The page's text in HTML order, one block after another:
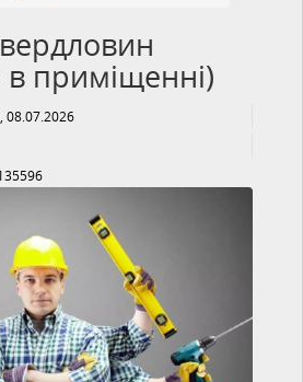
приміщенні)
08.07.2026